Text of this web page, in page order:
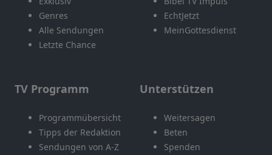
Genres
Alle Sendungen
Letzte Chance
EchtJetzt
MeinGottesdienst
TV Programm
Programmübersicht
Tipps der Redaktion
Sendungen von A-Z
Unterstützen
Weitersagen
Beten
Spenden